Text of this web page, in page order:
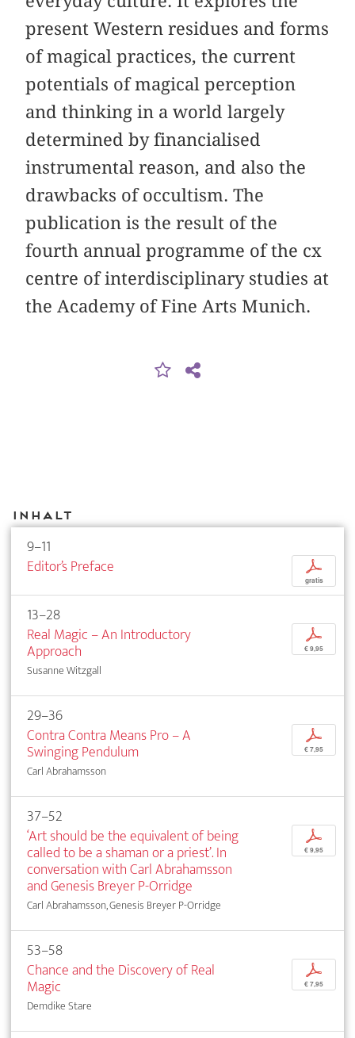
present Western residues and forms
of magical practices, the current
potentials of magical perception
and thinking in a world largely
determined by financialised
instrumental reason, and also the
drawbacks of occultism. The
publication is the result of the
fourth annual programme of the cx
centre of interdisciplinary studies at
the Academy of Fine Arts Munich.
Inhalt
9–11
Editor’s Preface
p
gratis
13–28
Real Magic – An Introductory
Approach
Susanne Witzgall
p
€ 9,95
29–36
Contra Contra Means Pro – A
Swinging Pendulum
Carl Abrahamsson
p
€ 7,95
37–52
‘Art should be the equivalent of being
called to be a shaman or a priest’. In
conversation with Carl Abrahamsson
and Genesis Breyer P-Orridge
Carl Abrahamsson, Genesis Breyer P-Orridge
p
€ 9,95
53–58
Chance and the Discovery of Real
Magic
Demdike Stare
p
€ 7,95